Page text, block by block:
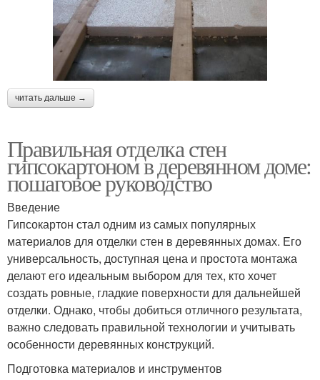
читать дальше →
Правильная отделка стен
гипсокартоном в деревянном доме:
пошаговое руководство
Введение
Гипсокартон стал одним из самых популярных
материалов для отделки стен в деревянных домах. Его
универсальность, доступная цена и простота монтажа
делают его идеальным выбором для тех, кто хочет
создать ровные, гладкие поверхности для дальнейшей
отделки. Однако, чтобы добиться отличного результата,
важно следовать правильной технологии и учитывать
особенности деревянных конструкций.
Подготовка материалов и инструментов